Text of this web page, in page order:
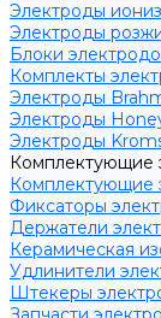
Электроды
Электроды
Блоки
Комплекты
Электроды
Электроды
Электроды
Комплектующие
Комплектующие
Фиксаторы
Держатели
Керамическая
Удлинители
Штекеры